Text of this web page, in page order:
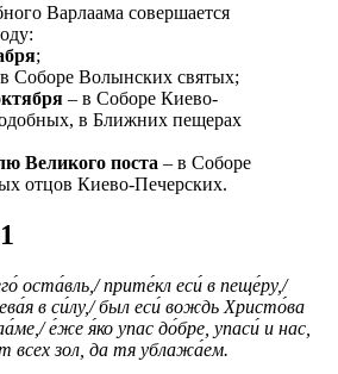
Варлаама совершается
;
Соборе Волынских святых;
– в Соборе Киево-
в Ближних пещерах
Великого поста – в Соборе
отцов Киево-Печерских.
оста́вль,/ прите́кл еси́ в пеще́ру,/
в си́лу,/ был еси́ вождь Христо́ва
е́же я́ко упас до́бре, упаси́ и нас,
всех зол, да тя ублажа́ем.